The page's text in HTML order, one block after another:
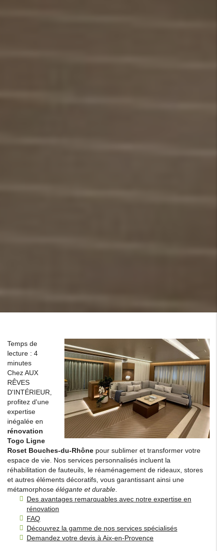
Temps de
lecture : 4
minutes
Chez AUX
RÊVES
D'INTÉRIEUR,
profitez d'une
expertise
inégalée en
rénovation
Togo Ligne
Roset Bouches-du-Rhône pour sublimer et transformer votre
espace de vie. Nos services personnalisés incluent la
réhabilitation de fauteuils, le réaménagement de rideaux, stores
et autres éléments décoratifs, vous garantissant ainsi une
métamorphose élégante et durable
Des avantages remarquables avec notre expertise en
rénovation
FAQ
Découvrez la gamme de nos services spécialisés
Demandez votre devis à Aix-en-Provence